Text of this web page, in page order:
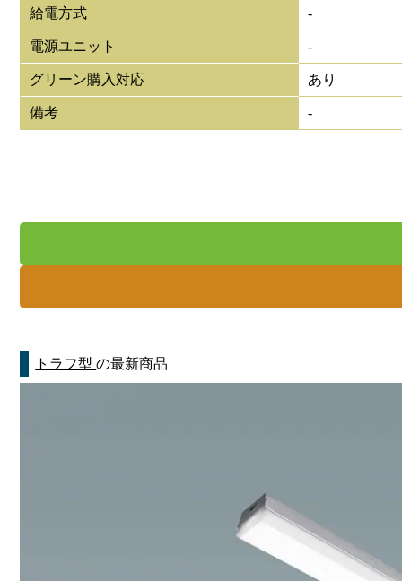
給電方式 -
電源ユニット -
グリーン購入対応 あり
備考 -
トラフ型の最新商品